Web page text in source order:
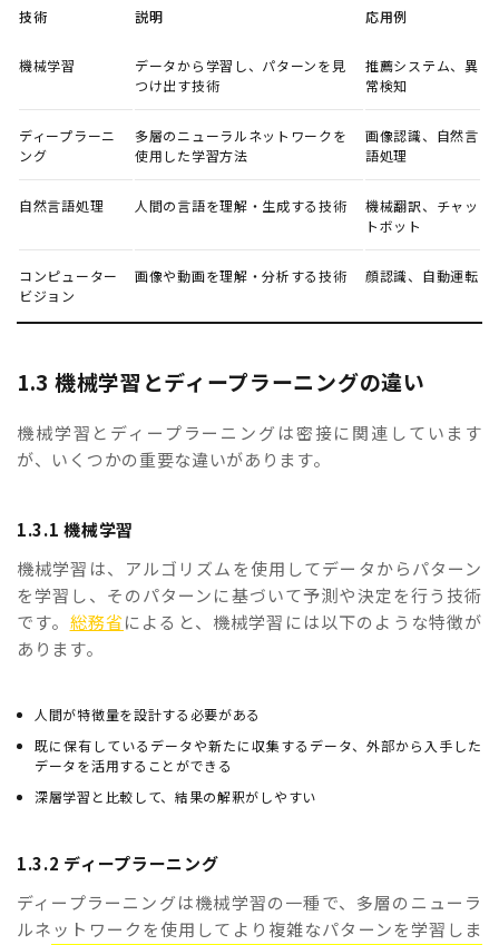
技術 説明 応用例
機械学習
データから学習し、パターンを見
つけ出す技術
推薦システム、異
常検知
ディープラーニ
ング
多層のニューラルネットワークを
使用した学習方法
画像認識、自然言
語処理
自然言語処理 人間の言語を理解・生成する技術
機械翻訳、チャッ
トボット
コンピューター
ビジョン
画像や動画を理解・分析する技術 顔認識、自動運転
1.3 機械学習とディープラーニングの違い
機械学習とディープラーニングは密接に関連しています
が、いくつかの重要な違いがあります。
1.3.1 機械学習
機械学習は、アルゴリズムを使用してデータからパターン
を学習し、そのパターンに基づいて予測や決定を行う技術
です。 総務省によると、機械学習には以下のような特徴が
あります。
人間が特徴量を設計する必要がある
既に保有しているデータや新たに収集するデータ、外部から入手した
データを活用することができる
深層学習と比較して、結果の解釈がしやすい
1.3.2 ディープラーニング
ディープラーニングは機械学習の一種で、多層のニューラ
ルネットワークを使用してより複雑なパターンを学習しま